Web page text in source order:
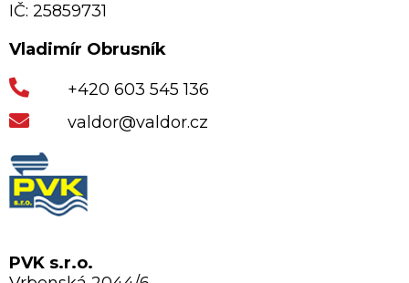
IČ: 25859731
Vladimír Obrusník
+420 603 545 136
valdor@valdor.cz
PVK s.r.o.